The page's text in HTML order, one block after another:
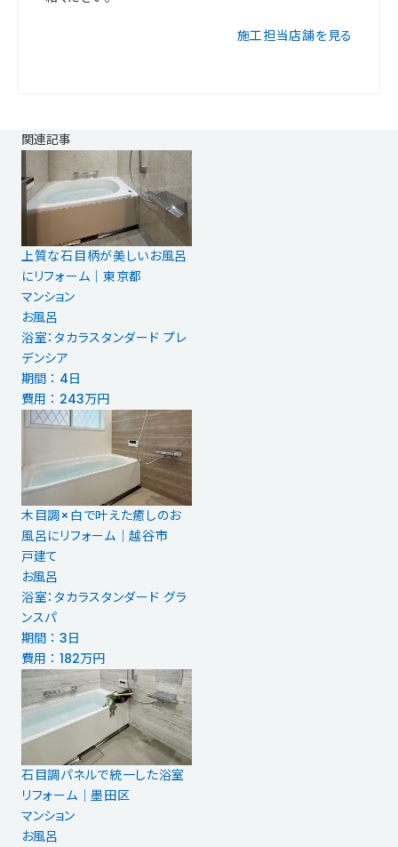
施工担当店舗を見る
関連記事
上質な石目柄が美しいお風呂
にリフォーム｜東京都
マンション
お風呂
浴室：タカラスタンダード プレ
デンシア
期間 ： 4日
費用 ： 243万円
木目調×白で叶えた癒しのお
風呂にリフォーム｜越谷市
戸建て
お風呂
浴室：タカラスタンダード グラ
ンスパ
期間 ： 3日
費用 ： 182万円
石目調パネルで統一した浴室
リフォーム｜墨田区
マンション
お風呂